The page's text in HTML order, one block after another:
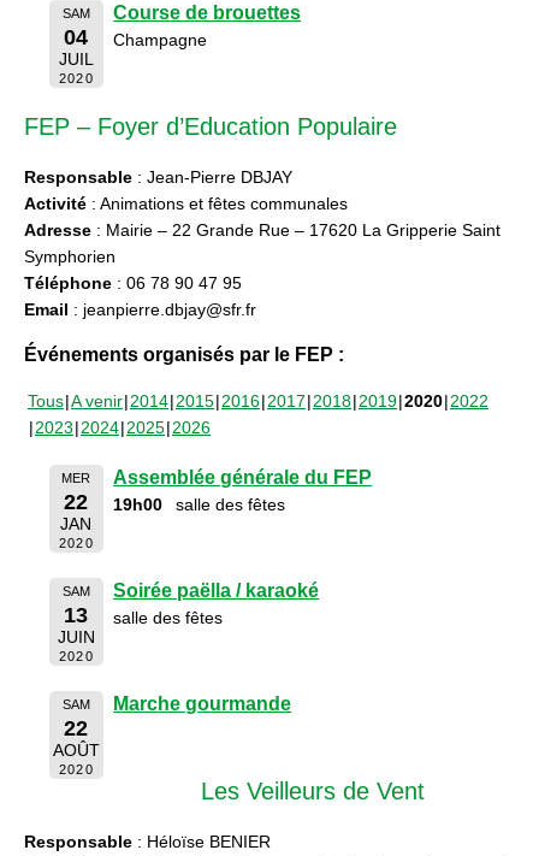
SAM
04
JUIL
2020
Course de brouettes
Champagne
FEP – Foyer d’Education Populaire
Responsable : Jean-Pierre DBJAY
Activité : Animations et fêtes communales
Adresse : Mairie – 22 Grande Rue – 17620 La Gripperie Saint
Symphorien
Téléphone : 06 78 90 47 95
Email : jeanpierre.dbjay@sfr.fr
Événements organisés par le FEP :
Tous A venir 2014 2015 2016 2017 2018 2019 2020 2022
2023 2024 2025 2026
MER
22
JAN
2020
Assemblée générale du FEP
19h00 salle des fêtes
SAM
13
JUIN
2020
Soirée paëlla / karaoké
salle des fêtes
SAM
22
AOÛT
2020
Marche gourmande
Les Veilleurs de Vent
Responsable : Héloïse BENIER